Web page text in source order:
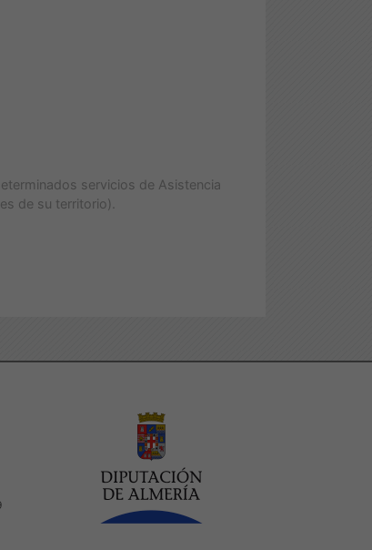
servicios de Asistencia
de su territorio).